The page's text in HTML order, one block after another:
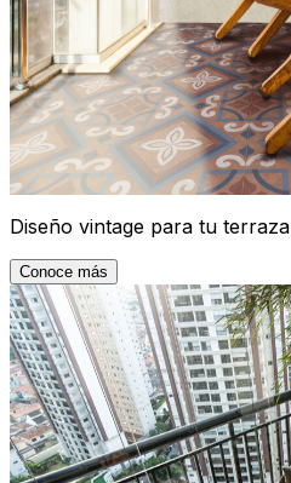
Diseño vintage para tu terraza
Conoce más